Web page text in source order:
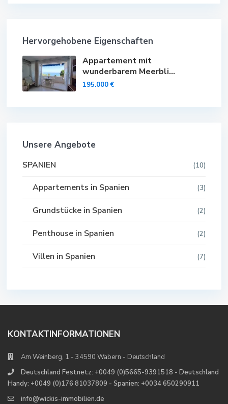
Hervorgehobene Eigenschaften
Appartement mit
wunderbarem Meerbli...
195.000 €
Unsere Angebote
SPANIEN (10)
Appartements in Spanien (3)
Grundstücke in Spanien (2)
Penthouse in Spanien (2)
Villen in Spanien (7)
KONTAKTINFORMATIONEN
Am Weinberg, 1 - 34590 Wabern - Deutschland
Deutschland Festnetz: +0049 (0)5665-9391518 - Deutschland
Handy: +0049 (0)176 81037809 - Spanien: +0034 650290911
info@wickis-immobilien.de